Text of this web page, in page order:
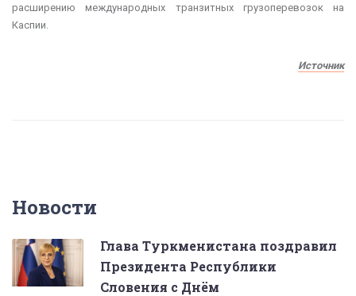
расширению международных транзитных грузоперевозок на
Каспии.
Источник
Новости
Глава Туркменистана поздравил
Президента Республики
Словения с Днём